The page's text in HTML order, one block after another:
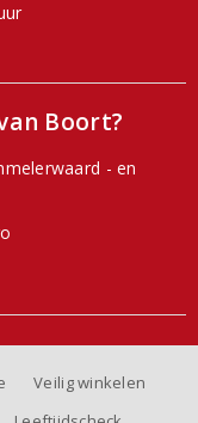
Boort?
- en
Veilig winkelen